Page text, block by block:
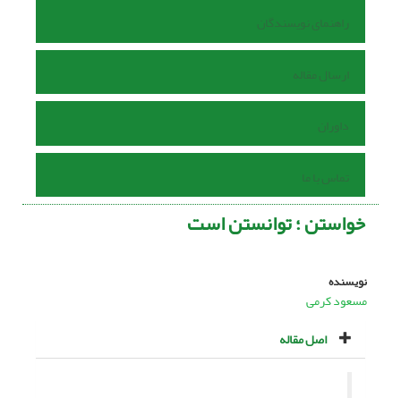
راهنمای نویسندگان
ارسال مقاله
داوران
تماس با ما
خواستن ؛ توانستن است
نویسنده
مسعود کرمی
اصل مقاله